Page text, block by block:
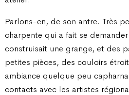
Parlons-en, de son antre. Très
charpente qui a fait se demander
construisait une grange, et des
petites pièces, des couloirs
ambiance quelque peu
contacts avec les artistes